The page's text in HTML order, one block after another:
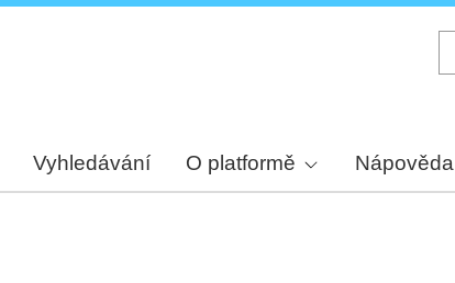
Vyhledávání O platformě Nápověda